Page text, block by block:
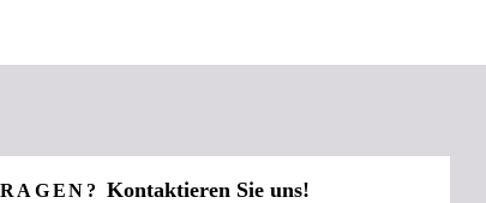
Kontaktieren Sie uns!